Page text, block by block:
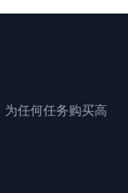
任何任务购买高